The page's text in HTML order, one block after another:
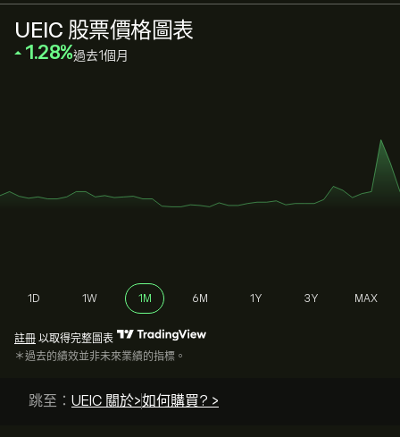
UEIC 股票價格圖表
‎1.28‎ 過去1個月
1D 1W 1M 6M 1Y 3Y MAX
註冊 以取得完整圖表
＊過去的績效並非未來業績的指標。
跳至： UEIC 關於>如何購買? >